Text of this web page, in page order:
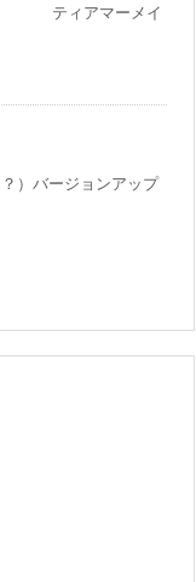
ティアマーメイ
）バージョンアップ